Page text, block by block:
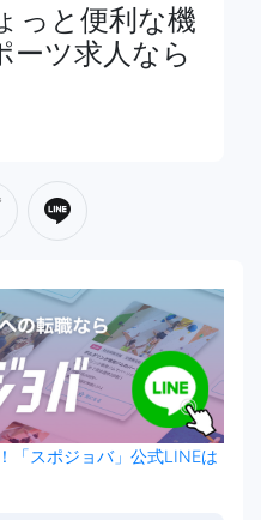
っと便利な機
ーツ求人なら
「スポジョバ」公式LINEは